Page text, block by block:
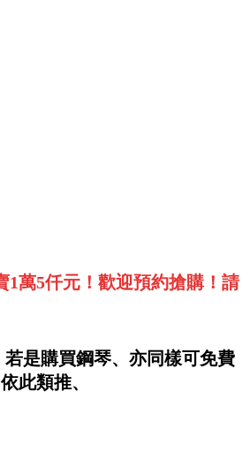
萬5仟元！歡迎預約搶購！請
是購買鋼琴、亦同樣可免費
此類推、